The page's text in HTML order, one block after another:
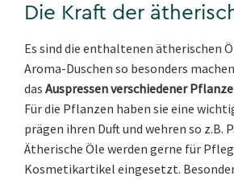
Die Kraft der
Es sind die enthaltenen ätherischen
Aroma-Duschen so besonders
das Auspressen verschiedener
Für die Pflanzen haben sie eine
prägen ihren Duft und wehren so z.B.
Ätherische Öle werden gerne für
Kosmetikartikel eingesetzt.